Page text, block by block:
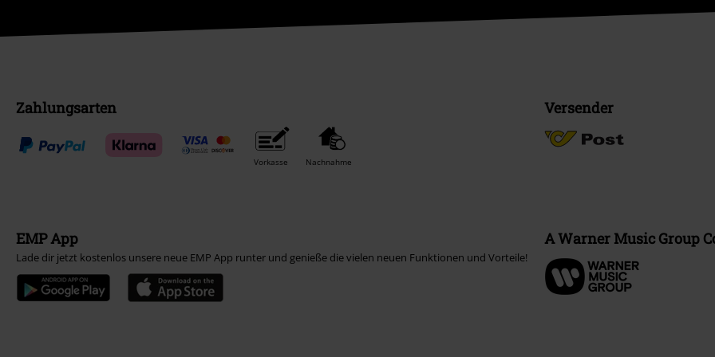
Zahlungsarten
Vorkasse Nachnahme
Versender
EMP App
Lade dir jetzt kostenlos unsere neue EMP App runter und genieße die vielen neuen Funktionen und Vorteile!
A Warner Music Group